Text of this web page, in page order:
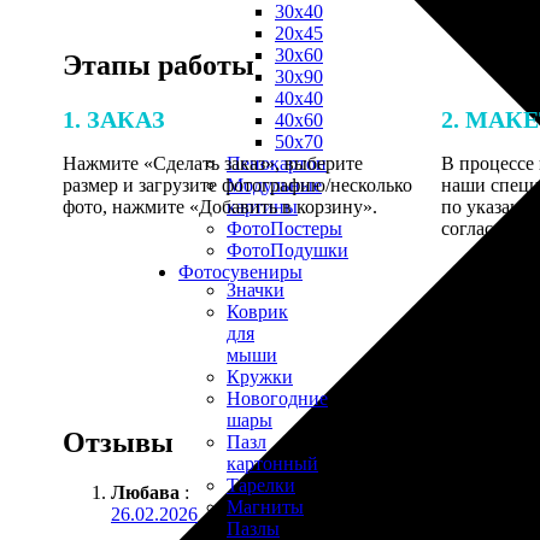
30х40
20х45
30х60
30х90
40х40
40х60
50х70
Пенокартон
Модульные
картины
ФотоПостеры
ФотоПодушки
Фотоcувениры
Значки
Коврик
для
мыши
Кружки
Новогодние
шары
Пазл
картонный
Тарелки
Магниты
Пазлы
Этапы работы
1. ЗАКАЗ
Нажмите «Сделать заказ», выберите
размер и загрузите фотографию/несколько
фото, нажмите «Добавить в корзину».
2.
В процессе
наши
по
Отзывы
Любава :
26.02.2026